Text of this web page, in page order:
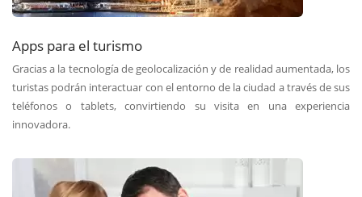
Apps para el turismo
Gracias a la tecnología de geolocalización y de realidad aumentada, los
turistas podrán interactuar con el entorno de la ciudad a través de sus
teléfonos o tablets, convirtiendo su visita en una experiencia
innovadora.